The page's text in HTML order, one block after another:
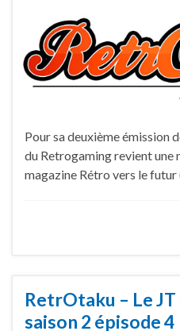
Pour sa deuxième émission
du Retrogaming revient une
magazine Rétro vers le
RetrOtaku – Le
saison 2 épisode 4